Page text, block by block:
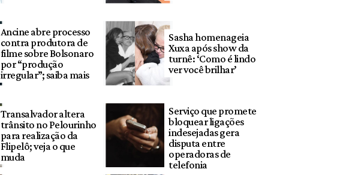
Ancine abre processo
contra produtora de
filme sobre Bolsonaro
por “produção
irregular”; saiba mais
Sasha homenageia
Xuxa após show da
turnê: ‘Como é lindo
ver você brilhar’
Transalvador altera
trânsito no Pelourinho
para realização da
Flipelô; veja o que
muda
Serviço que promete
bloquear ligações
indesejadas gera
disputa entre
operadoras de
telefonia